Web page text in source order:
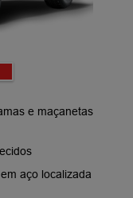
e maçanetas
aço localizada